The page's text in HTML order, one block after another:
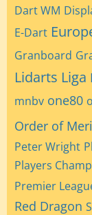
Dart WM
E-Dart
Granboard
Lidarts Liga
mnbv one80
Order of
Peter Wright
Players
Premier
Red Dragon S